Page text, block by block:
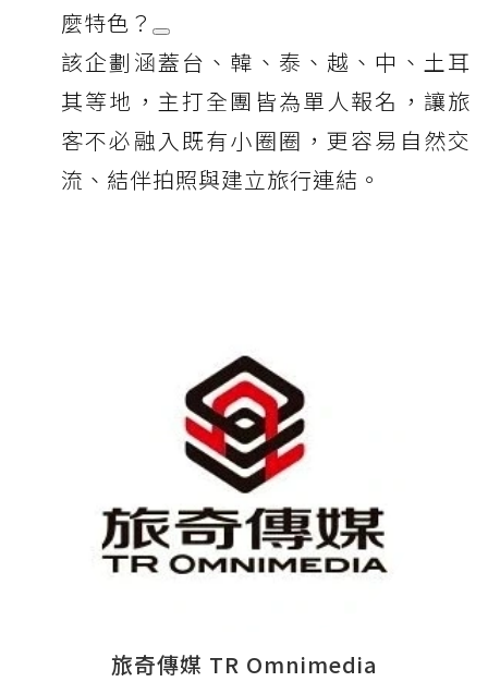
麼特色？
該企劃涵蓋台、韓、泰、越、中、土耳
其等地，主打全團皆為單人報名，讓旅
客不必融入既有小圈圈，更容易自然交
流、結伴拍照與建立旅行連結。
旅奇傳媒 TR Omnimedia